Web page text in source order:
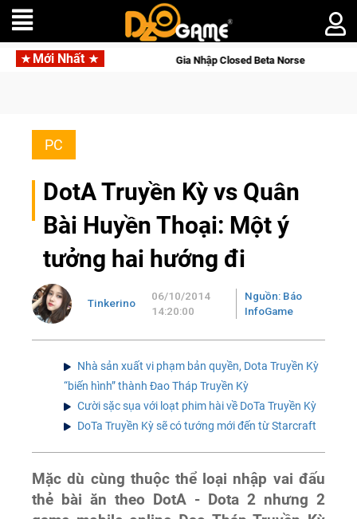
Mới Nhất
Closed Beta Norse Saga: Cửu Giới Thức Tỉnh, Săn DJI Osmo Pocket 3
PC
DotA Truyền Kỳ vs Quân
Bài Huyền Thoại: Một ý
tưởng hai hướng đi
Tinkerino
06/10/2014
14:20:00
Nguồn: Báo
InfoGame
Nhà sản xuất vi phạm bản quyền, Dota Truyền Kỳ
“biến hình” thành Đao Tháp Truyền Kỳ
Cười sặc sụa với loạt phim hài về DoTa Truyền Kỳ
DoTa Truyền Kỳ sẽ có tướng mới đến từ Starcraft
Mặc dù cùng thuộc thể loại nhập vai đấu
thẻ bài ăn theo DotA - Dota 2 nhưng 2